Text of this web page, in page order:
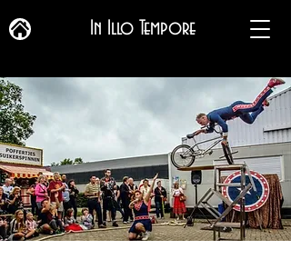
In Illo Tempore